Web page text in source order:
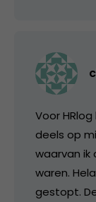
Voor
deels op
waarvan
waren.
gestopt.